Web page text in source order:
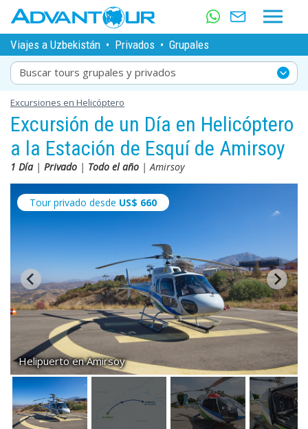
Viajes a Uzbekistán • Privados • Grupales
Buscar tours grupales y privados
Excursiones en Helicóptero
Excursión de un Día en Helicóptero
a la Estación de Esquí de Amirsoy
1 Día| Privado | Todo el año | Amirsoy
Tour privado desde US$ 660
Helipuerto en Amirsoy